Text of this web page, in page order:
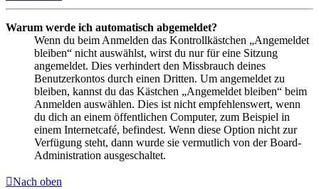
Warum werde ich automatisch abgemeldet?
Wenn du beim Anmelden das Kontrollkästchen „Angemeldet
bleiben“ nicht auswählst, wirst du nur für eine Sitzung
angemeldet. Dies verhindert den Missbrauch deines
Benutzerkontos durch einen Dritten. Um angemeldet zu
bleiben, kannst du das Kästchen „Angemeldet bleiben“ beim
Anmelden auswählen. Dies ist nicht empfehlenswert, wenn
du dich an einem öffentlichen Computer, zum Beispiel in
einem Internetcafé, befindest. Wenn diese Option nicht zur
Verfügung steht, dann wurde sie vermutlich von der Board-
Administration ausgeschaltet.
Nach oben